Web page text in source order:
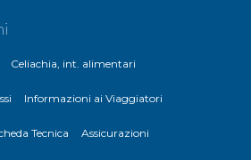
Celiachia, int. alimentari
Informazioni ai Viaggiatori
Tecnica Assicurazioni